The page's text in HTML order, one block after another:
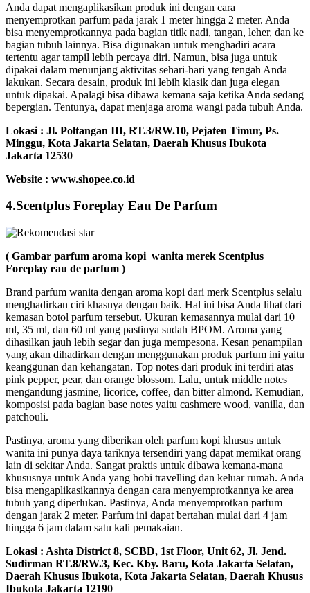
Anda dapat mengaplikasikan produk ini dengan cara
menyemprotkan parfum pada jarak 1 meter hingga 2 meter. Anda
bisa menyemprotkannya pada bagian titik nadi, tangan, leher, dan ke
bagian tubuh lainnya. Bisa digunakan untuk menghadiri acara
tertentu agar tampil lebih percaya diri. Namun, bisa juga untuk
dipakai dalam menunjang aktivitas sehari-hari yang tengah Anda
lakukan. Secara desain, produk ini lebih klasik dan juga elegan
untuk dipakai. Apalagi bisa dibawa kemana saja ketika Anda sedang
bepergian. Tentunya, dapat menjaga aroma wangi pada tubuh Anda.
Lokasi : Jl. Poltangan III, RT.3/RW.10, Pejaten Timur, Ps.
Minggu, Kota Jakarta Selatan, Daerah Khusus Ibukota
Jakarta 12530
Website : www.shopee.co.id
4.Scentplus Foreplay Eau De Parfum
( Gambar parfum aroma kopi wanita merek Scentplus
Foreplay eau de parfum )
Brand parfum wanita dengan aroma kopi dari merk Scentplus selalu
menghadirkan ciri khasnya dengan baik. Hal ini bisa Anda lihat dari
kemasan botol parfum tersebut. Ukuran kemasannya mulai dari 10
ml, 35 ml, dan 60 ml yang pastinya sudah BPOM. Aroma yang
dihasilkan jauh lebih segar dan juga mempesona. Kesan penampilan
yang akan dihadirkan dengan menggunakan produk parfum ini yaitu
keanggunan dan kehangatan. Top notes dari produk ini terdiri atas
pink pepper, pear, dan orange blossom. Lalu, untuk middle notes
mengandung jasmine, licorice, coffee, dan bitter almond. Kemudian,
komposisi pada bagian base notes yaitu cashmere wood, vanilla, dan
patchouli.
Pastinya, aroma yang diberikan oleh parfum kopi khusus untuk
wanita ini punya daya tariknya tersendiri yang dapat memikat orang
lain di sekitar Anda. Sangat praktis untuk dibawa kemana-mana
khususnya untuk Anda yang hobi travelling dan keluar rumah. Anda
bisa mengaplikasikannya dengan cara menyemprotkannya ke area
tubuh yang diperlukan. Pastinya, Anda menyemprotkan parfum
dengan jarak 2 meter. Parfum ini dapat bertahan mulai dari 4 jam
hingga 6 jam dalam satu kali pemakaian.
Lokasi : Ashta District 8, SCBD, 1st Floor, Unit 62, Jl. Jend.
Sudirman RT.8/RW.3, Kec. Kby. Baru, Kota Jakarta Selatan,
Daerah Khusus Ibukota, Kota Jakarta Selatan, Daerah Khusus
Ibukota Jakarta 12190